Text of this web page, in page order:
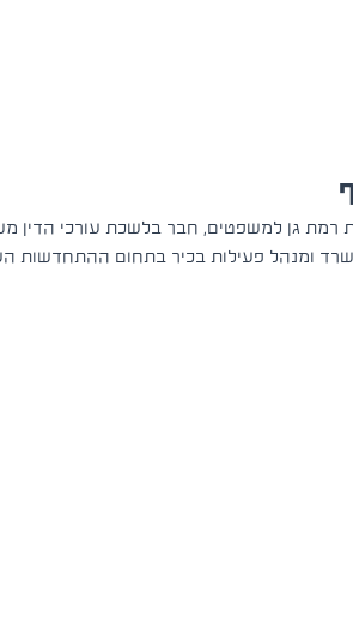
גן למשפטים, חבר בלשכת עורכי הדין משנת
ומנהל פעילות בכיר בתחום ההתחדשות